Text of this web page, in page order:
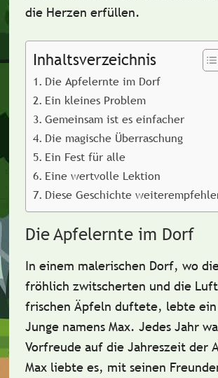
die Herzen erfüllen.
Inhaltsverzeichnis
Die Apfelernte im Dorf
Ein kleines Problem
Gemeinsam ist es einfacher
Die magische Überraschung
Ein Fest für alle
Eine wertvolle Lektion
Diese Geschichte
Die Apfelernte im Dorf
In einem malerischen Dorf, wo
fröhlich zwitscherten und die
frischen Äpfeln duftete, lebte
Junge namens Max. Jedes Jahr
Vorfreudeauf die Jahreszeit der
Max liebte es, mit seinen